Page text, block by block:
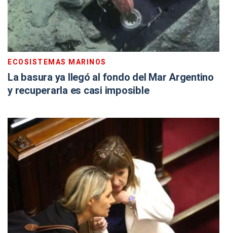
ECOSISTEMAS MARINOS
La basura ya llegó al fondo del Mar Argentino
y recuperarla es casi imposible